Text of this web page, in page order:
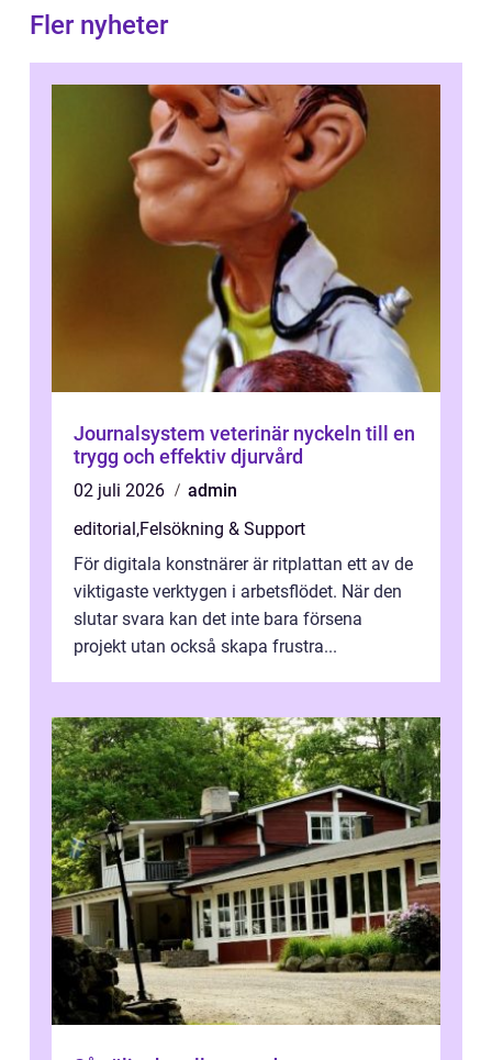
Fler nyheter
Journalsystem veterinär nyckeln till en
trygg och effektiv djurvård
02 juli 2026
admin
editorial,Felsökning & Support
För digitala konstnärer är ritplattan ett av de
viktigaste verktygen i arbetsflödet. När den
slutar svara kan det inte bara försena
projekt utan också skapa frustra...